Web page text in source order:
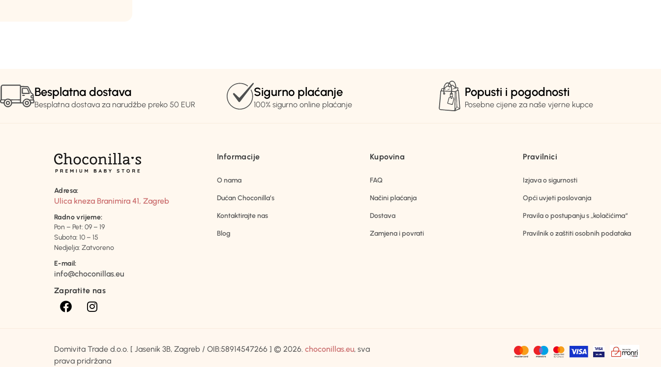
Deblje dekice 4
Besplatna dostava
Besplatna dostava za narudžbe preko 50 EUR
Sigurno plaćanje
100% sigurno online plaćanje
Popusti i pogodnosti
Posebne cijene za naše vjerne kupce
Adresa:
Ulica kneza Branimira 41, Zagreb
Radno vrijeme:
Pon – Pet: 09 – 19
Subota: 10 – 15
Nedjelja: Zatvoreno
E-mail:
info@choconillas.eu
Zapratite nas
Informacije
O nama
Dućan Choconilla’s
Kontaktirajte nas
Blog
Kupovina
FAQ
Načini plaćanja
Dostava
Zamjena i povrati
Pravilnici
Izjava o sigurnosti
Opći uvjeti poslovanja
Pravila o postupanju s „kolačićima“
Pravilnik o zaštiti osobnih podataka
Domivita Trade d.o.o. [ Jasenik 3B, Zagreb / OIB:58914547266 ] © 2026. choconillas.eu, sva
prava pridržana